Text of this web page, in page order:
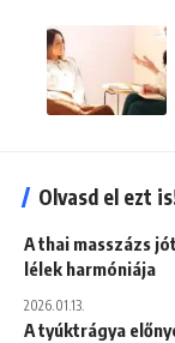
Olvasd el ezt
A thai masszázs
lélek harmóniája
2026.01.13.
A tyúktrágya